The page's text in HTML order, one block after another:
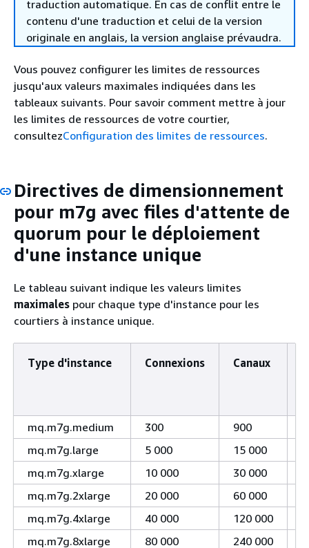
traduction automatique. En cas de conflit entre le
contenu d'une traduction et celui de la version
originale en anglais, la version anglaise prévaudra.
Vous pouvez configurer les limites de ressources
jusqu'aux valeurs maximales indiquées dans les
tableaux suivants. Pour savoir comment mettre à jour
les limites de ressources de votre courtier,
consultezConfiguration des limites de ressources.
Directives de dimensionnement
pour m7g avec files d'attente de
quorum pour le déploiement
d'une instance unique
Le tableau suivant indique les valeurs limites
maximales pour chaque type d'instance pour les
courtiers à instance unique.
Type d'instance Connexions Canaux
mq.m7g.medium 300 900
mq.m7g.large
5 000 15 000
mq.m7g.xlarge
10 000 30 000
mq.m7g.2xlarge
20 000 60 000
mq.m7g.4xlarge
40 000 120 000
mq.m7g.8xlarge
80 000 240 000